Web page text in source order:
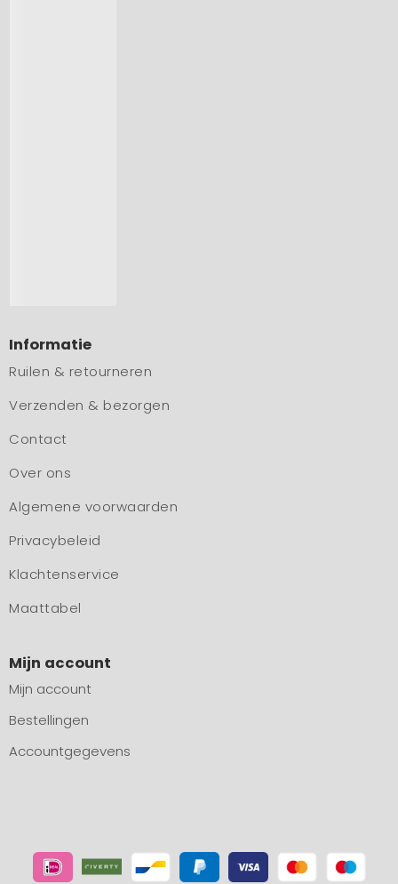
Informatie
Ruilen & retourneren
Verzenden & bezorgen
Contact
Over ons
Algemene voorwaarden
Privacybeleid
Klachtenservice
Maattabel
Mijn account
Mijn account
Bestellingen
Accountgegevens